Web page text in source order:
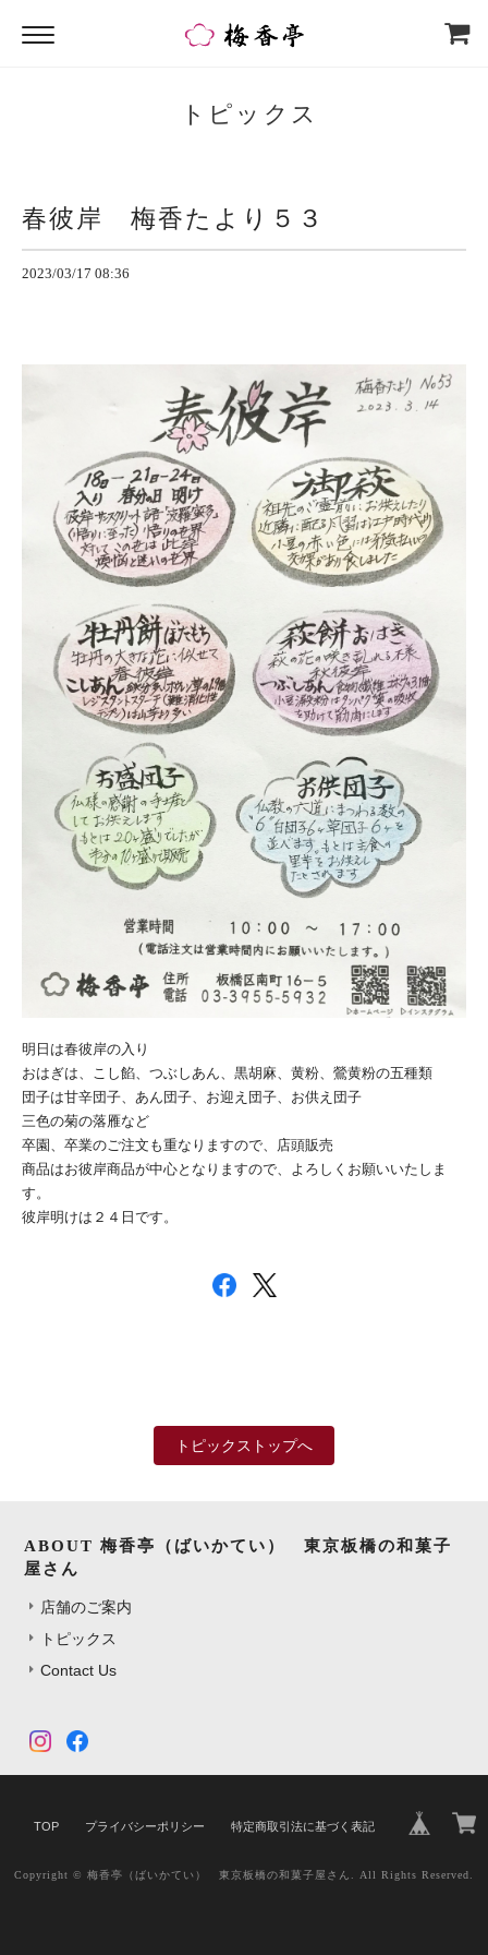
トピックス
春彼岸 梅香たより５３
2023/03/17 08:36
明日は春彼岸の入り
おはぎは、こし餡、つぶしあん、黒胡麻、黄粉、鶯黄粉の五種類
団子は甘辛団子、あん団子、お迎え団子、お供え団子
三色の菊の落雁など
卒園、卒業のご注文も重なりますので、店頭販売
商品はお彼岸商品が中心となりますので、よろしくお願いいたしま
す。
彼岸明けは２４日です。
トピックストップへ
ABOUT 梅香亭（ばいかてい） 東京板橋の和菓子
屋さん
店舗のご案内
トピックス
Contact Us
TOP プライバシーポリシー 特定商取引法に基づく表記
Copyright © 梅香亭（ばいかてい） 東京板橋の和菓子屋さん. All Rights Reserved.